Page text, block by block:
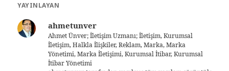
YAYINLAYAN
ahmetunver
Ahmet Ünver; İletişim Uzmanı; İletişim, Kurumsal
İletişim, Halkla İlişkiler, Reklam, Marka, Marka
Yönetimi, Marka İletişimi, Kurumsal İtibar, Kurumsal
İtibar Yönetimi